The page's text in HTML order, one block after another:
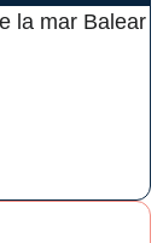
la mar Balear